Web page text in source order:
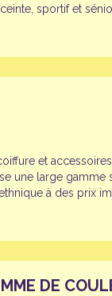
sportif et
et
une large gamme
à des prix
DE